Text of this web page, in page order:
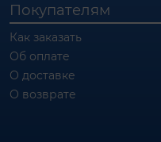
Покупателям
Как заказать
Об оплате
О доставке
О возврате